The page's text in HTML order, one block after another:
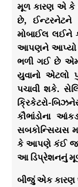
મૂળ કારણ એ કે
છે, ઈન્ટરનેટને
મોબાઈલ લઈને
આપણને આપ્યો
ભળી ગઈ છે
યુવાનો એટલો
પચાવી શકે.
ક્રિકેટરો-
કૌભાંડોના
સબકોન્સિયસ
કે આપણે કંઈ જ
આ ડિપ્રેશનનું
બીજું એક કારણ